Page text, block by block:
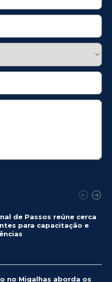
de Passos reúne cerca
para capacitação e
no Migalhas aborda os